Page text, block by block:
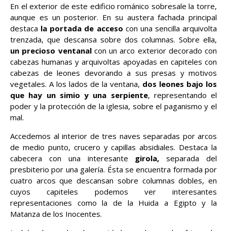
En el exterior de este edificio románico sobresale la torre,
aunque es un posterior. En su austera fachada principal
destaca la portada de acceso con una sencilla arquivolta
trenzada, que descansa sobre dos columnas. Sobre ella,
un precioso ventanalcon un arco exterior decorado con
cabezas humanas y arquivoltas apoyadas en capiteles con
cabezas de leones devorando a sus presas y motivos
vegetales. A los lados de la ventana, dos leones bajo los
que hay un simio y una serpiente, representando el
poder y la protección de la iglesia, sobre el paganismo y el
mal.
Accedemos al interior de tres naves separadas por arcos
de medio punto, crucero y capillas absidiales. Destaca la
cabecera con una interesante girola, separada del
presbiterio por una galería. Ésta se encuentra formada por
cuatro arcos que descansan sobre columnas dobles, en
cuyos capiteles podemos ver interesantes
representaciones como la de la Huida a Egipto y la
Matanza de los Inocentes.